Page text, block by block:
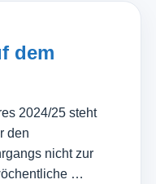
dem
2024/25 steht
den
nicht zur
…